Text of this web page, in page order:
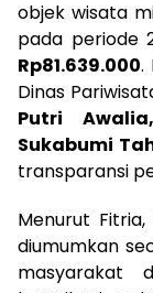
objek wisata
pada periode
Rp81.639.000.
Dinas
Putri
Sukabumi
transparansi
Menurut
diumumkan
masyarakat